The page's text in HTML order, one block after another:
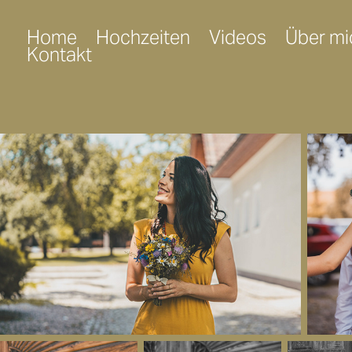
Home Hochzeiten Videos Über
Kontakt